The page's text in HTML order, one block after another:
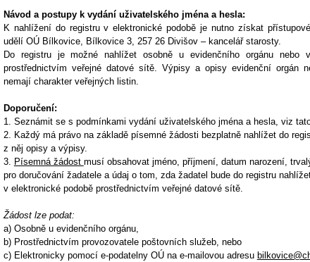
Návod a postupy k vydání uživatelského jména a hesla:
K nahlížení do registru v elektronické podobě je nutno získat
udělí OÚ Bílkovice, Bílkovice 3, 257 26 Divišov – kancelář starosty.
Do registru je možné nahlížet osobně u evidenčního orgánu nebo
prostřednictvím veřejné datové sítě. Výpisy a opisy evidenční orgán
nemají charakter veřejných listin.
Doporučení:
1. Seznámit se s podmínkami vydání uživatelského jména a hesla, viz
2. Každý má právo na základě písemné žádosti bezplatně nahlížet do
z něj opisy a výpisy.
3. Písemná žádost musí obsahovat jméno, příjmení, datum narození,
pro doručování žadatele a údaj o tom, zda žadatel bude do registru
v elektronické podobě prostřednictvím veřejné datové sítě.
Žádost lze podat:
a) Osobně u evidenčního orgánu,
b) Prostřednictvím provozovatele poštovních služeb, nebo
c) Elektronicky pomocí e-podatelny OÚ na e-mailovou adresu